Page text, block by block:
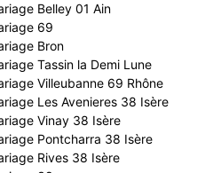
Belley 01 Ain
69
Bron
Tassin la Demi Lune
Villeubanne 69 Rhône
Les Avenieres 38 Isère
Vinay 38 Isère
Pontcharra 38 Isère
Rives 38 Isère